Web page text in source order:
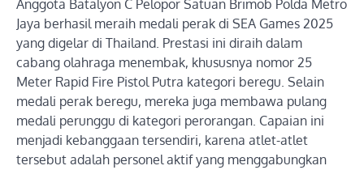
Anggota Batalyon C Pelopor Satuan Brimob Polda Metro
Jaya berhasil meraih medali perak di SEA Games 2025
yang digelar di Thailand. Prestasi ini diraih dalam
cabang olahraga menembak, khususnya nomor 25
Meter Rapid Fire Pistol Putra kategori beregu. Selain
medali perak beregu, mereka juga membawa pulang
medali perunggu di kategori perorangan. Capaian ini
menjadi kebanggaan tersendiri, karena atlet-atlet
tersebut adalah personel aktif yang menggabungkan